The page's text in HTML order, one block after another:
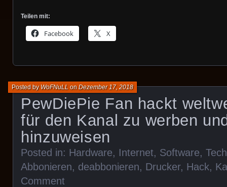
Teilen mit:
Facebook X
PewDiePie Fan hackt
für den Kanal zu werben
hinzuweisen
Posted byWoFNuLL onDezember 17, 2018
Posted in: Hardware, Internet, Software,
Abbonieren, deabbonieren, Drucker, Hack,
Comment